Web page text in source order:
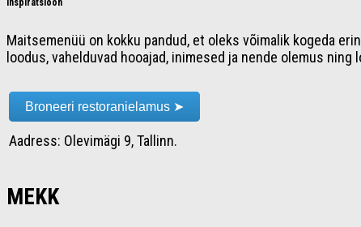
Inspiratsioon
Maitsemenüü on kokku pandud, et oleks võimalik kogeda
loodus, vahelduvad hooajad, inimesed ja nende olemus
Broneeri restoranielamus ➤
Aadress: Olevimägi 9, Tallinn.
MEKK